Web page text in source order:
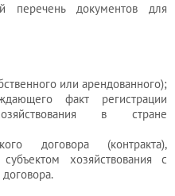
перечень документов для
или арендованного);
факт регистрации
в стране
договора (контракта),
хозяйствования с